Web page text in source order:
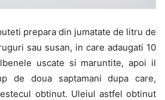
prepara din jumatate de litru de
sau susan, in care adaugati 10
uscate si maruntite, apoi il
de doua saptamani dupa care,
obtinut. Uleiul astfel obtinut